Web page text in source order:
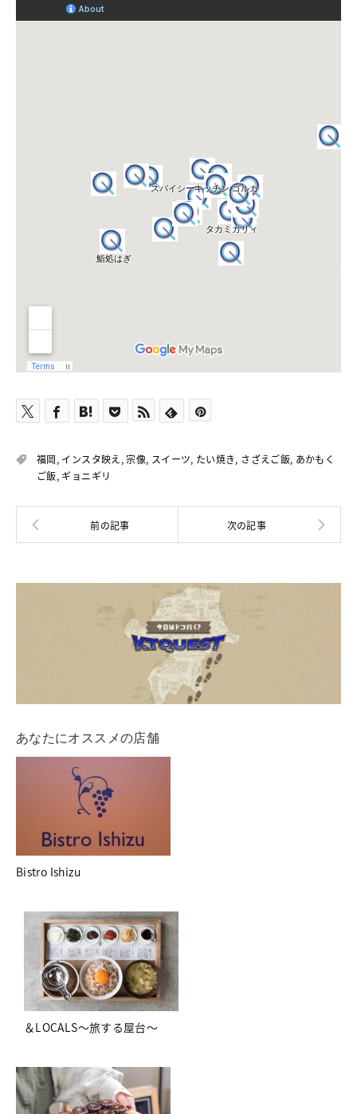
福岡, インスタ映え ,宗像, スイーツ, たい焼き, さざえご飯, あかもく
ご飯, ギョニギリ
あなたにオススメの店舗
Bistro Ishizu
＆LOCALS～旅する屋台～